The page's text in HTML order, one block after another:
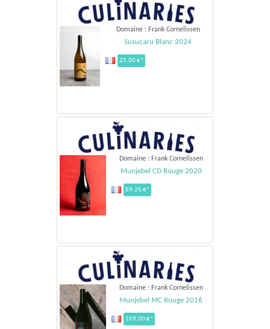
Domaine : Frank Cornelissen
Susucaru Blanc 2024
25.00 €*
Domaine : Frank Cornelissen
Munjebel CD Rouge 2020
89.25 €*
Domaine : Frank Cornelissen
Munjebel MC Rouge 2016
109.00 €*